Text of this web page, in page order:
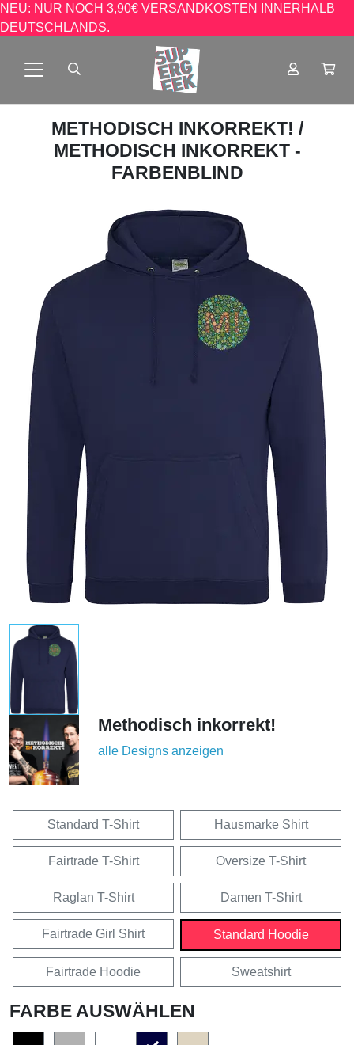
NEU: NUR NOCH 3,90€ VERSANDKOSTEN INNERHALB
DEUTSCHLANDS.
METHODISCH INKORREKT! /
METHODISCH INKORREKT -
FARBENBLIND
Methodisch inkorrekt!
alle Designs anzeigen
Standard T-Shirt Hausmarke Shirt
Fairtrade T-Shirt Oversize T-Shirt
Raglan T-Shirt Damen T-Shirt
Fairtrade Girl Shirt Standard Hoodie
Fairtrade Hoodie Sweatshirt
FARBE AUSWÄHLEN